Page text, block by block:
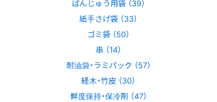
ばんじゅう用袋 （39）
紙手さげ袋 （33）
ゴミ袋 （50）
串 （14）
耐油袋・ラミパック （57）
経木・竹皮 （30）
鮮度保持・保冷剤 （47）